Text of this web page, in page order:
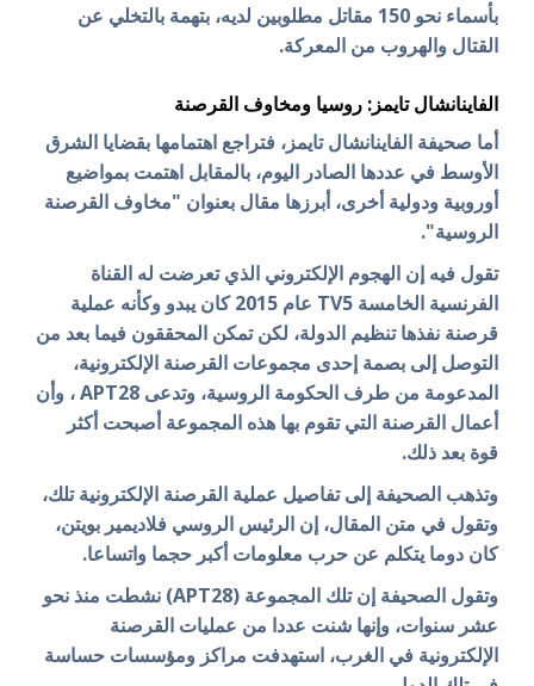
بأسماء نحو 150 مقاتل مطلوبين لديه، بتهمة بالتخلي عن
القتال والهروب من المعركة.
الفاينانشال تايمز: روسيا ومخاوف القرصنة
أما صحيفة الفاينانشال تايمز، فتراجع اهتمامها بقضايا الشرق
الأوسط في عددها الصادر اليوم، بالمقابل اهتمت بمواضيع
أوروبية ودولية أخرى، أبرزها مقال بعنوان "مخاوف القرصنة
الروسية".
تقول فيه إن الهجوم الإلكتروني الذي تعرضت له القناة
الفرنسية الخامسة TV5 عام 2015 كان يبدو وكأنه عملية
قرصنة نفذها تنظيم الدولة، لكن تمكن المحققون فيما بعد من
التوصل إلى بصمة إحدى مجموعات القرصنة الإلكترونية،
المدعومة من طرف الحكومة الروسية، وتدعى APT28 ، وأن
أعمال القرصنة التي تقوم بها هذه المجموعة أصبحت أكثر
قوة بعد ذلك.
وتذهب الصحيفة إلى تفاصيل عملية القرصنة الإلكترونية تلك،
وتقول في متن المقال، إن الرئيس الروسي فلاديمير بويتن،
كان دوما يتكلم عن حرب معلومات أكبر حجما واتساعا.
وتقول الصحيفة إن تلك المجموعة (APT28) نشطت منذ نحو
عشر سنوات، وإنها شنت عددا من عمليات القرصنة
الإلكترونية في الغرب، استهدفت مراكز ومؤسسات حساسة